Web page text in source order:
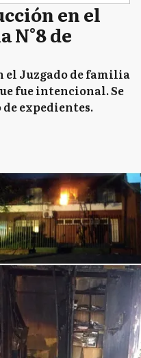
en el
N°8 de
el Juzgado de familia
fue intencional. Se
expedientes.